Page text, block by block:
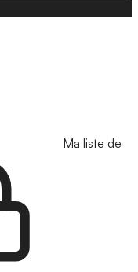
Ma liste de